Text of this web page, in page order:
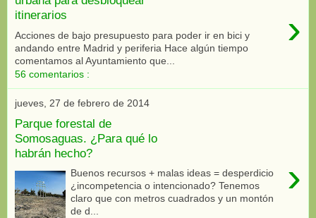
itinerarios
›
Acciones de bajo presupuesto para poder ir en bici y
andando entre Madrid y periferia Hace algún tiempo
comentamos al Ayuntamiento que...
56 comentarios :
jueves, 27 de febrero de 2014
Parque forestal de
Somosaguas. ¿Para qué lo
habrán hecho?
›
Buenos recursos + malas ideas = desperdicio
¿incompetencia o intencionado? Tenemos
claro que con metros cuadrados y un montón
de d...